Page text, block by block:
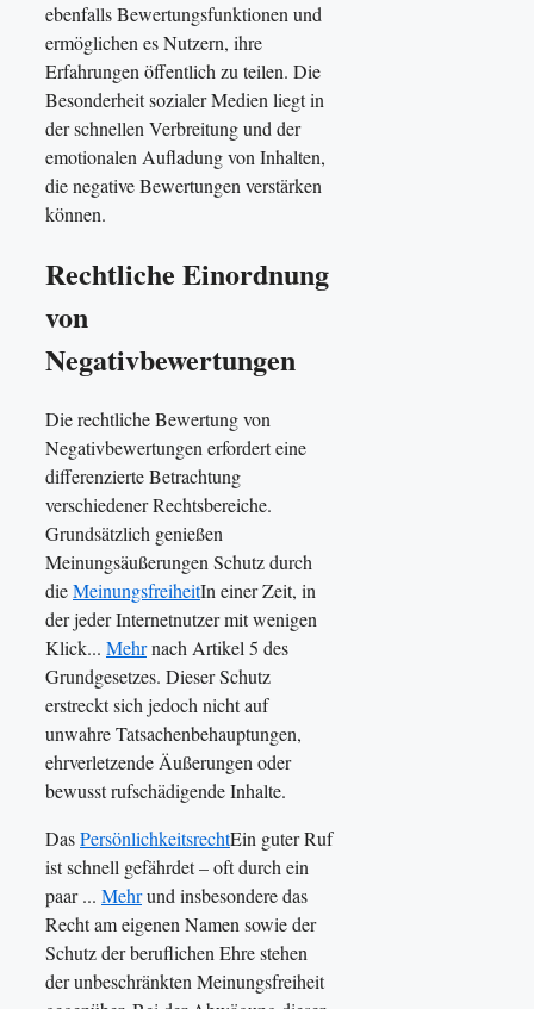
ebenfalls Bewertungsfunktionen und
ermöglichen es Nutzern, ihre
Erfahrungen öffentlich zu teilen. Die
Besonderheit sozialer Medien liegt in
der schnellen Verbreitung und der
emotionalen Aufladung von Inhalten,
die negative Bewertungen verstärken
können.
Rechtliche Einordnung
von
Negativbewertungen
Die rechtliche Bewertung von
Negativbewertungen erfordert eine
differenzierte Betrachtung
verschiedener Rechtsbereiche.
Grundsätzlich genießen
Meinungsäußerungen Schutz durch
dieMeinungsfreiheitIn einer Zeit, in
der jeder Internetnutzer mit wenigen
Klick... Mehrnach Artikel 5 des
Grundgesetzes. Dieser Schutz
erstreckt sich jedoch nicht auf
unwahre Tatsachenbehauptungen,
ehrverletzende Äußerungen oder
bewusst rufschädigende Inhalte.
DasPersönlichkeitsrechtEin guter Ruf
ist schnell gefährdet – oft durch ein
paar ... Mehrund insbesondere das
Recht am eigenen Namen sowie der
Schutz der beruflichen Ehre stehen
der unbeschränkten Meinungsfreiheit